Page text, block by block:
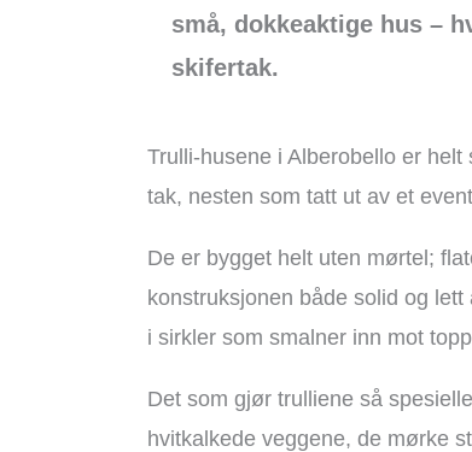
små, dokkeaktige hus –
skifertak.
Trulli-husene i Alberobello er
tak, nesten som tatt ut av et
De er bygget helt uten mørtel;
konstruksjonen både solid og
i sirkler som smalner inn mot
Det som gjør trulliene så
hvitkalkede veggene, de mørke